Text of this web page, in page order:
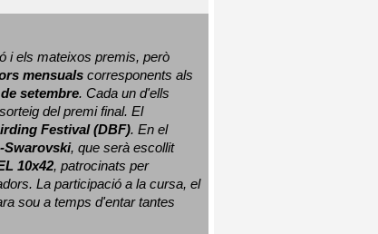
i els mateixos premis, però
mensuals corresponents als
setembre. Cada un d'ells
del premi final.
El
Festival (DBF). En el
Swarovski, que serà escollit
10x42, patrocinats per
La participació a la cursa, el
sou a temps d'entar tantes